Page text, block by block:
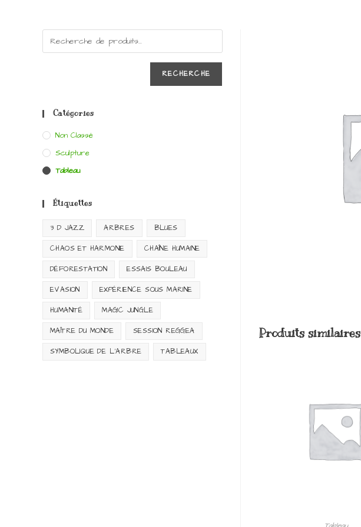
Produits similaires
RECHERCHE
Catégories
Non Classé
Sculpture
Tableau
Étiquettes
3 D JAZZ ARBRES BLUES
CHAOS ET HARMONIE CHAÎNE HUMAINE
DÉFORESTATION ESSAIS BOULEAU
EVASION EXPÉRIENCE SOUS MARINE
HUMANITÉ MAGIC JUNGLE
MAÎTRE DU MONDE SESSION REGGEA
SYMBOLIQUE DE L'ARBRE TABLEAUX